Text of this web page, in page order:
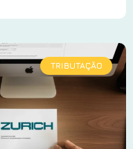
TRIBUTAÇÃO